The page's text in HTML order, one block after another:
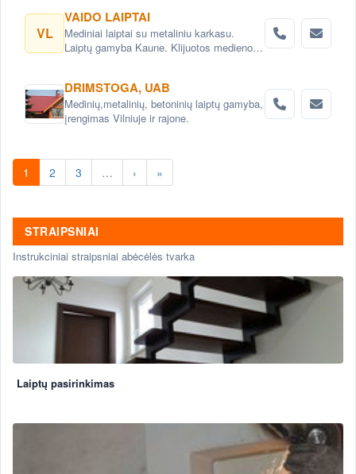
VL
VAIDO LAIPTAI
Mediniai laiptai su metaliniu karkasu.
Laiptų gamyba Kaune. Klijuotos medienos
DRIMSTOGA, UAB
Medinių,metalinių, betoninių laiptų gamyba,
įrengimas Vilniuje ir rajone.
1 2 3 … › »
STRAIPSNIAI
Instrukciniai straipsniai abėcėlės tvarka
Laiptų pasirinkimas